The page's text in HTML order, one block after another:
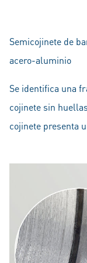
Semicojinete de
acero-aluminio
Se identifica una
cojinete sin
cojinete presenta